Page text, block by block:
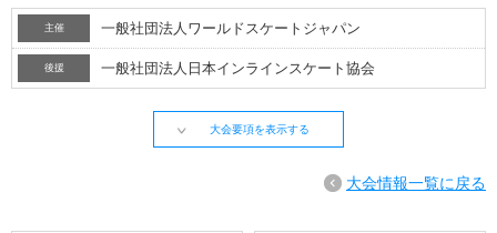
主催 一般社団法人ワールドスケートジャパン
後援 一般社団法人日本インラインスケート協会
大会要項を表示する
大会情報一覧に戻る